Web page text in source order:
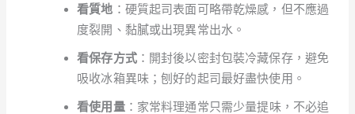
看質地 ：硬質起司表面可略帶乾燥感，但不應過
度裂開、黏膩或出現異常出水。
看保存方式：開封後以密封包裝冷藏保存，避免
吸收冰箱異味；刨好的起司最好盡快使用。
看使用量：家常料理通常只需少量提味，不必追